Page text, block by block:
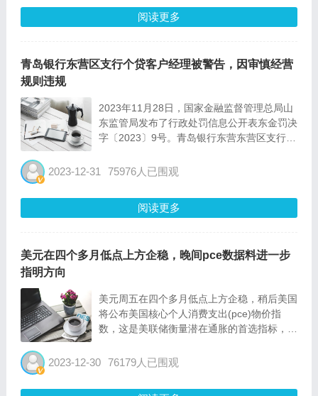
点。投资者将从最...
阅读更多
青岛银行东营区支行个贷客户经理被警告，因审慎经营
规则违规
2023年11月28日，国家金融监督管理总局山
东监管局发布了行政处罚信息公开表东金罚决
字〔2023〕9号。青岛银行东营东营区支行个
支行贷款“三查”不到位，严重违反审慎经营规
监督管理...
2023-12-31 75976人已围观
阅读更多
美元在四个多月低点上方企稳，晚间pce数据料进一步
指明方向
美元周五在四个多月低点上方企稳，稍后美国
将公布美国核心个人消费支出(pce)物价指
数，这是美联储衡量潜在通胀的首选指标，数
美国11月核心pce物价指数同比上升3.3%，
0.08%...
2023-12-30 76179人已围观